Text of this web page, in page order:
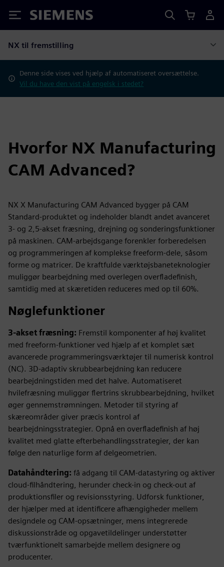
Siemens
NX til fremstilling
Denne side vises ved hjælp af automatiseret oversættelse.
Vil du have den vist på engelsk i stedet?
Hvorfor NX Manufacturing
CAM Advanced?
NX X Manufacturing CAM Advanced bygger på CAM
Standard-produktet og indeholder blandt andet avanceret
3- og 2,5-akset fræsning, drejning og sonderingsfunktioner
på maskinen. CAM-arbejdsgange forenkler forberedelsen
og programmeringen af komplekse freeform-dele, såsom
forme og matricer. De kraftfulde værktøjsbaneteknologier
muliggør bearbejdning med overlegen overfladefinish,
samtidig med at skæretiden reduceres med op til 60%.
Nøglefunktioner
3-akset fræsning: Fremstil komponenter af høj kvalitet
med freeform-funktioner ved hjælp af et komplet sæt
avancerede programmeringsværktøjer til numerisk kontrol
(NC). 3D-adaptiv skrubbearbejdning kan reducere
bearbejdningstiden med det halve. Automatiseret
hvilefræsning muliggør flertrins skrubbearbejdning, hvilket
øger gennemstrømningen. Metoder til styring af
skæreområder giver præcis kontrol af
bearbejdningsstrategier. Opnå en overfladefinish af høj
kvalitet med glatte efterbehandlingsstrategier, der kan
følge den naturlige form af delgeometrien.
Datahåndtering: få adgang til CAM-datastyring og aktiver
cloud-filhåndtering, herunder check-in og check-out af
produktionsfiler og revisionsstyring. Udforsk funktioner,
der hjælper med at identificere afhængigheder mellem
designdele og CAM-opsætninger, mens integrerede
diskussionstråde og opgavetildelinger understøtter
tværfunktionelt samarbejde mellem designere og
producenter.